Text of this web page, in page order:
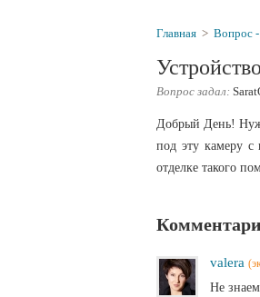
Главная > Вопрос
Вопрос задал:
Добрый День!
под эту камеру
отделке такого
valera
Не